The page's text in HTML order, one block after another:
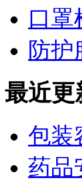
口罩
防护
最近更
包装
药品